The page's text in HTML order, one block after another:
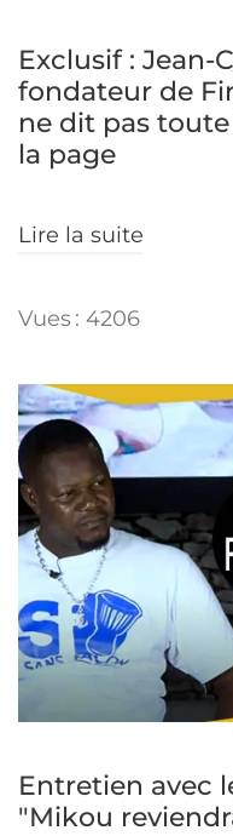
Exclusif : Jean-
fondateur de
ne dit pas
la page
Lire la suite
Vues : 4206
Entretien avec
"Mikou